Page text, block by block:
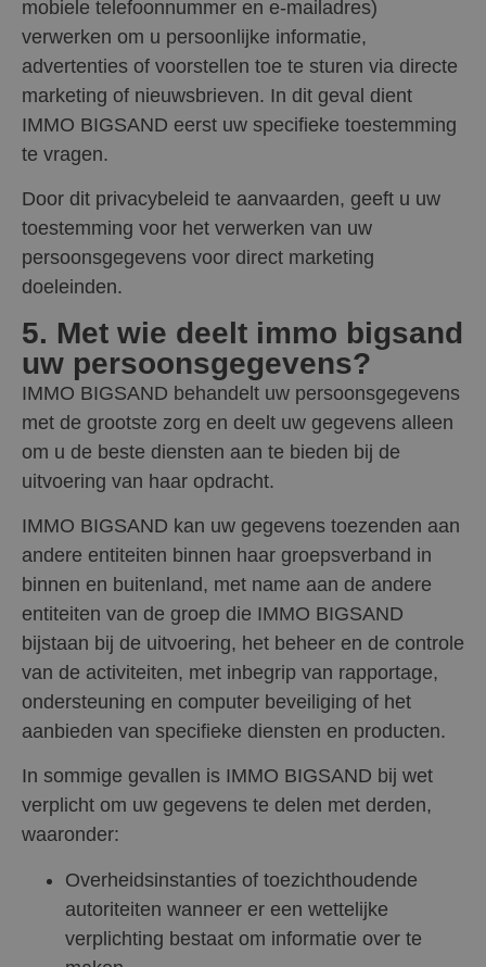
mobiele telefoonnummer en e-mailadres)
verwerken om u persoonlijke informatie,
advertenties of voorstellen toe te sturen via directe
marketing of nieuwsbrieven. In dit geval dient
IMMO BIGSAND eerst uw specifieke toestemming
te vragen.
Door dit privacybeleid te aanvaarden, geeft u uw
toestemming voor het verwerken van uw
persoonsgegevens voor direct marketing
doeleinden.
5. Met wie deelt immo bigsand
uw persoonsgegevens?
IMMO BIGSAND behandelt uw persoonsgegevens
met de grootste zorg en deelt uw gegevens alleen
om u de beste diensten aan te bieden bij de
uitvoering van haar opdracht.
IMMO BIGSAND kan uw gegevens toezenden aan
andere entiteiten binnen haar groepsverband in
binnen en buitenland, met name aan de andere
entiteiten van de groep die IMMO BIGSAND
bijstaan bij de uitvoering, het beheer en de controle
van de activiteiten, met inbegrip van rapportage,
ondersteuning en computer beveiliging of het
aanbieden van specifieke diensten en producten.
In sommige gevallen is IMMO BIGSAND bij wet
verplicht om uw gegevens te delen met derden,
waaronder:
Overheidsinstanties of toezichthoudende
autoriteiten wanneer er een wettelijke
verplichting bestaat om informatie over te